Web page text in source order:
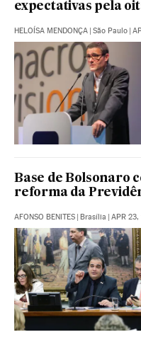
expectativas pela
HELOÍSA MENDONÇA São Paulo
Base de Bolsonaro
reforma da
AFONSO BENITES Brasília APR